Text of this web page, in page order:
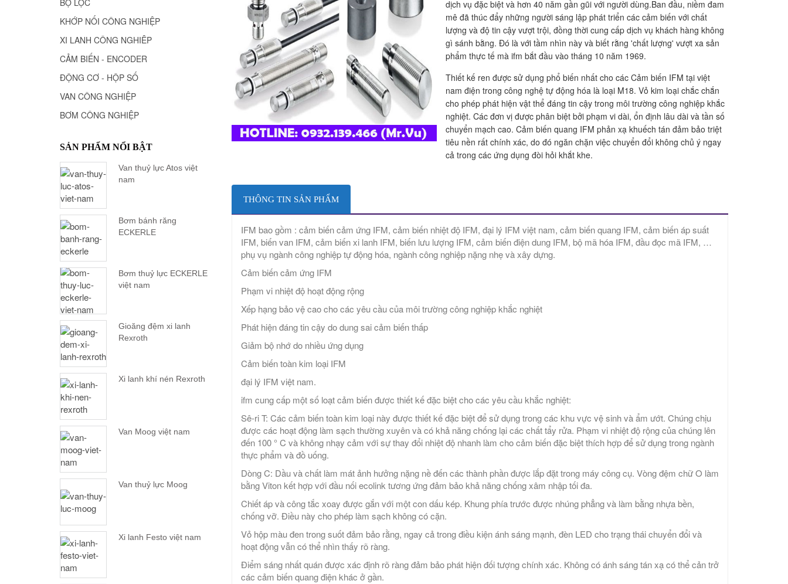
dịch vụ đặc biệt và hơn 40 năm gần gũi với người dùng.Ban đầu, niềm đam
mê đã thúc đẩy những người sáng lập phát triển các cảm biến với chất
lượng và độ tin cậy vượt trội, đồng thời cung cấp dịch vụ khách hàng không
gì sánh bằng. Đó là với tầm nhìn này và biết rằng 'chất lượng' vượt xa sản
phẩm thực tế mà ifm bắt đầu vào tháng 10 năm 1969.
Thiết kế ren được sử dụng phổ biến nhất cho các Cảm biến IFM tại việt
nam điện trong công nghệ tự động hóa là loại M18. Vỏ kim loại chắc chắn
cho phép phát hiện vật thể đáng tin cậy trong môi trường công nghiệp khắc
nghiệt. Các đơn vị được phân biệt bởi phạm vi dài, ổn định lâu dài và tần số
chuyển mạch cao. Cảm biến quang IFM phản xạ khuếch tán đảm bảo triệt
tiêu nền rất chính xác, do đó ngăn chặn việc chuyển đổi không chủ ý ngay
cả trong các ứng dụng đòi hỏi khắt khe.
THÔNG TIN SẢN PHẨM
IFM bao gồm : cảm biến cảm ứng IFM, cảm biến nhiệt độ IFM, đại lý IFM việt nam, cảm biến quang IFM, cảm biến áp suất
IFM, biến van IFM, cảm biến xi lanh IFM, biến lưu lượng IFM, cảm biến điện dung IFM, bộ mã hóa IFM, đầu đọc mã IFM, …
phụ vụ ngành công nghiệp tự động hóa, ngành công nghiệp nặng nhẹ và xây dựng.
Cảm biến cảm ứng IFM
Phạm vi nhiệt độ hoạt động rộng
Xếp hạng bảo vệ cao cho các yêu cầu của môi trường công nghiệp khắc nghiệt
Phát hiện đáng tin cậy do dung sai cảm biến thấp
Giảm bộ nhớ do nhiều ứng dụng
Cảm biến toàn kim loại IFM
đại lý IFM việt nam.
ifm cung cấp một số loạt cảm biến được thiết kế đặc biệt cho các yêu cầu khắc nghiệt:
Sê-ri T: Các cảm biến toàn kim loại này được thiết kế đặc biệt để sử dụng trong các khu vực vệ sinh và ẩm ướt. Chúng chịu
được các hoạt động làm sạch thường xuyên và có khả năng chống lại các chất tẩy rửa. Phạm vi nhiệt độ rộng của chúng lên
đến 100 ° C và không nhạy cảm với sự thay đổi nhiệt độ nhanh làm cho cảm biến đặc biệt thích hợp để sử dụng trong ngành
thực phẩm và đồ uống.
Dòng C: Dầu và chất làm mát ảnh hưởng nặng nề đến các thành phần được lắp đặt trong máy công cụ. Vòng đệm chữ O làm
bằng Viton kết hợp với đầu nối ecolink tương ứng đảm bảo khả năng chống xâm nhập tối đa.
Chiết áp và công tắc xoay được gắn với một con dấu kép. Khung phía trước được nhúng phẳng và làm bằng nhựa bền,
chống vỡ. Điều này cho phép làm sạch không có cặn.
Vỏ hộp màu đen trong suốt đảm bảo rằng, ngay cả trong điều kiện ánh sáng mạnh, đèn LED cho trạng thái chuyển đổi và
hoạt động vẫn có thể nhìn thấy rõ ràng.
Điểm sáng nhất quán được xác định rõ ràng đảm bảo phát hiện đối tượng chính xác. Không có ánh sáng tán xạ có thể cản trở
các cảm biến quang điện khác ở gần.
BỘ LỌC
KHỚP NỐI CÔNG NGHIỆP
XI LANH CÔNG NGHIÊP
CẢM BIẾN - ENCODER
ĐỘNG CƠ - HỘP SỐ
VAN CÔNG NGHIỆP
BƠM CÔNG NGHIỆP
SẢN PHẨM NỔI BẬT
Van thuỷ lực Atos việt
nam
Bơm bánh răng
ECKERLE
Bơm thuỷ lực ECKERLE
việt nam
Gioăng đệm xi lanh
Rexroth
Xi lanh khí nén Rexroth
Van Moog việt nam
Van thuỷ lực Moog
Xi lanh Festo việt nam